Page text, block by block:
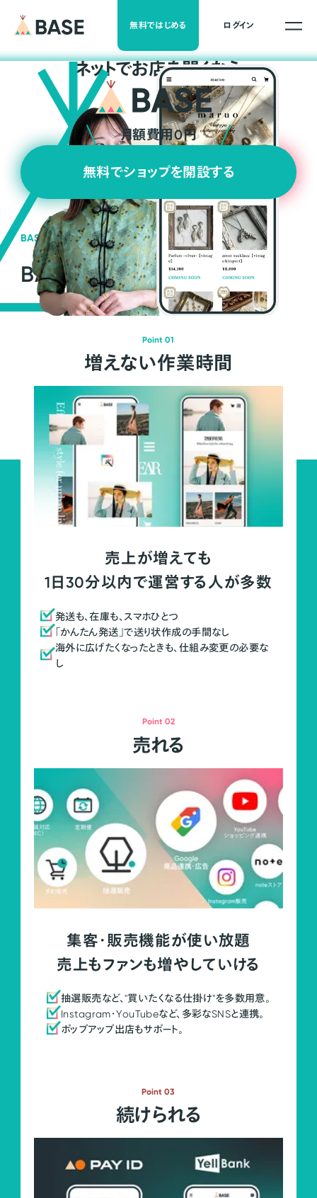
無料ではじめる ログイン
ネットでお店を開くなら
月額費用0円
無料でショップを開設する
BASEの強み
BASEが強い3つの理由
Point 01
増えない作業時間
売上が増えても
1日30分以内で運営する人が多数
発送も、在庫も、スマホひとつ
「かんたん発送」で送り状作成の手間なし
海外に広げたくなったときも、仕組み変更の必要な
し
Point 02
売れる
集客・販売機能が使い放題
売上もファンも増やしていける
抽選販売など、"買いたくなる仕掛け"を多数用意。
Instagram・YouTubeなど、多彩なSNSと連携。
ポップアップ出店もサポート。
Point 03
続けられる